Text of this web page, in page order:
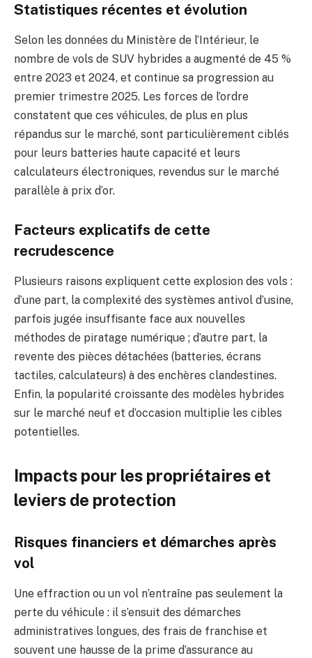
Statistiques récentes et évolution
Selon les données du Ministère de l’Intérieur, le
nombre de vols de SUV hybrides a augmenté de 45 %
entre 2023 et 2024, et continue sa progression au
premier trimestre 2025. Les forces de l’ordre
constatent que ces véhicules, de plus en plus
répandus sur le marché, sont particulièrement ciblés
pour leurs batteries haute capacité et leurs
calculateurs électroniques, revendus sur le marché
parallèle à prix d’or.
Facteurs explicatifs de cette
recrudescence
Plusieurs raisons expliquent cette explosion des vols :
d’une part, la complexité des systèmes antivol d’usine,
parfois jugée insuffisante face aux nouvelles
méthodes de piratage numérique ; d’autre part, la
revente des pièces détachées (batteries, écrans
tactiles, calculateurs) à des enchères clandestines.
Enfin, la popularité croissante des modèles hybrides
sur le marché neuf et d’occasion multiplie les cibles
potentielles.
Impacts pour les propriétaires et
leviers de protection
Risques financiers et démarches après
vol
Une effraction ou un vol n’entraîne pas seulement la
perte du véhicule : il s’ensuit des démarches
administratives longues, des frais de franchise et
souvent une hausse de la prime d’assurance au